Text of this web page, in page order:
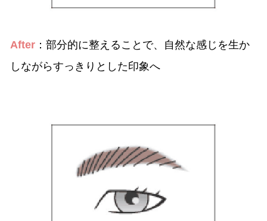
After ：部分的に整えることで、自然な感じを生か
しながらすっきりとした印象へ